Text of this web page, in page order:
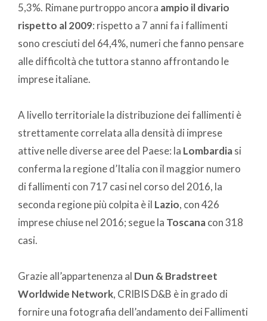
5,3%. Rimane purtroppo ancora ampio il divario
rispetto al 2009: rispetto a 7 anni fa i fallimenti
sono cresciuti del 64,4%, numeri che fanno pensare
alle difficoltà che tuttora stanno affrontando le
imprese italiane.
A livello territoriale la distribuzione dei fallimenti è
strettamente correlata alla densità di imprese
attive nelle diverse aree del Paese: la Lombardiasi
conferma la regione d’Italia con il maggior numero
di fallimenti con 717 casi nel corso del 2016, la
seconda regione più colpita è il Lazio, con 426
imprese chiuse nel 2016; segue la Toscanacon 318
casi.
Grazie all’appartenenza al Dun & Bradstreet
Worldwide Network, CRIBIS D&B è in grado di
fornire una fotografia dell’andamento dei Fallimenti